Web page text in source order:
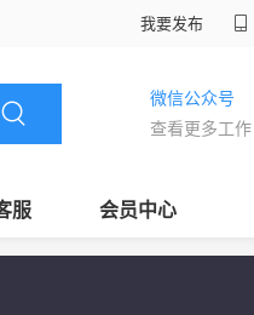
我要发布
微信公众号
查看更多工作
服 会员中心